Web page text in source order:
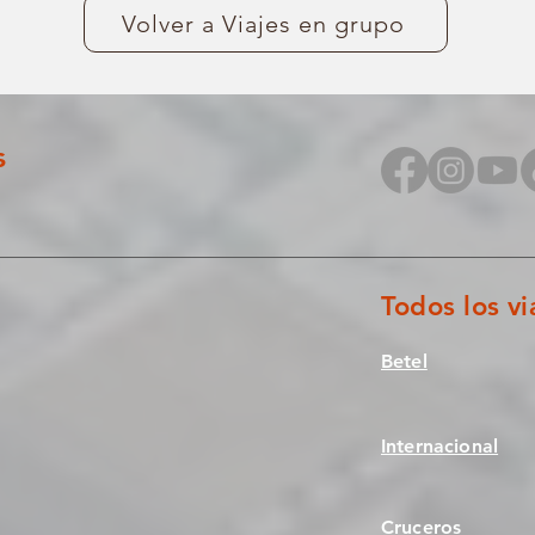
Volver a Viajes en grupo
Todos los
Betel
Internacional
Cruceros